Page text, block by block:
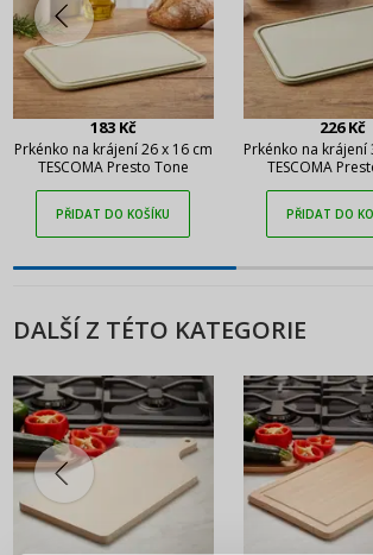
183 Kč
Prkénko na krájení 26 x 16 cm
TESCOMA Presto Tone
PŘIDAT DO KOŠÍKU
226 Kč
Prkénko na krájení
TESCOMA
PŘIDAT DO
DALŠÍ Z TÉTO KATEGORIE
PŘIHLÁŠENÍ